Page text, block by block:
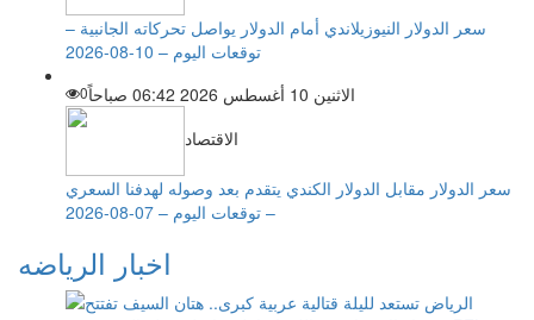
سعر الدولار النيوزيلاندي أمام الدولار يواصل تحركاته الجانبية –
توقعات اليوم – 10-08-2026
الاثنين 10 أغسطس 2026 06:42 صباحاً
0
الاقتصاد
سعر الدولار مقابل الدولار الكندي يتقدم بعد وصوله لهدفنا السعري
– توقعات اليوم – 07-08-2026
اخبار الرياضه